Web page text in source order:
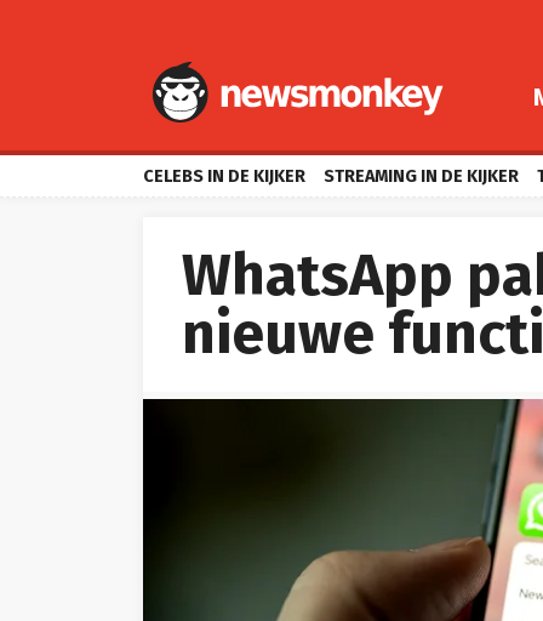
CELEBS IN DE KIJKER STREAMING IN DE KIJKER
WhatsApp
nieuwe